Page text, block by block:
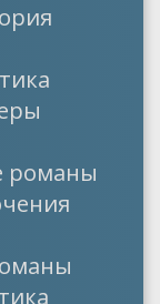
романы